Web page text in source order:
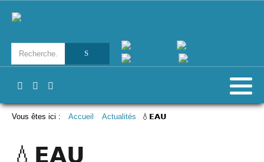
Vous êtes ici : Accueil Actualités 💧𝗘𝗔𝗨
💧𝗘𝗔𝗨